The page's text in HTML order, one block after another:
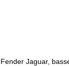
Jaguar,